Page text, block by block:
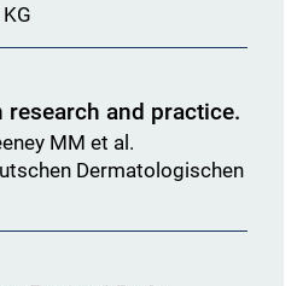
research and practice.
MM et al.
Dermatologischen